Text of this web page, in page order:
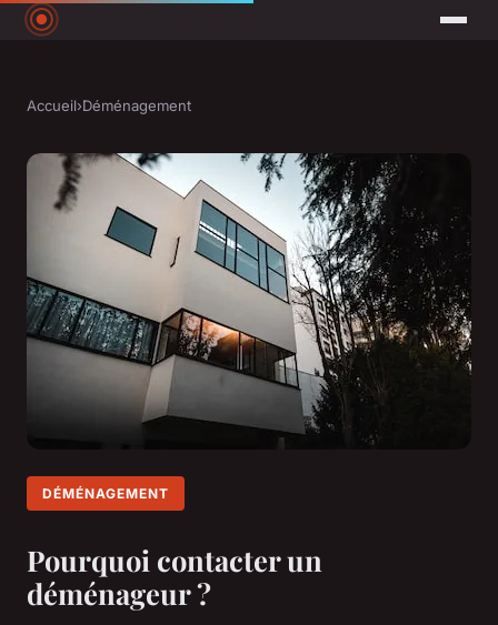
Accueil›Déménagement
DÉMÉNAGEMENT
Pourquoi contacter un
déménageur ?